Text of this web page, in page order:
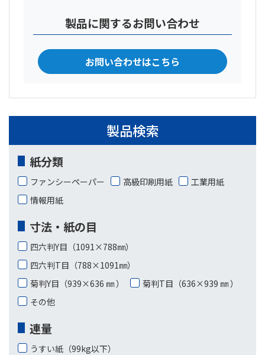
製品に関するお問い合わせ
お問い合わせはこちら
製品検索
紙分類
ファンシーペーパー 高級印刷用紙
工業用紙
情報用紙
寸法・紙の目
四六判Y目（1091×788㎜）
四六判T目（788×1091㎜）
菊判Y目（939×636 ㎜ ）
菊判T目（636×939 ㎜ ）
その他
連量
うすい紙（99kg以下）